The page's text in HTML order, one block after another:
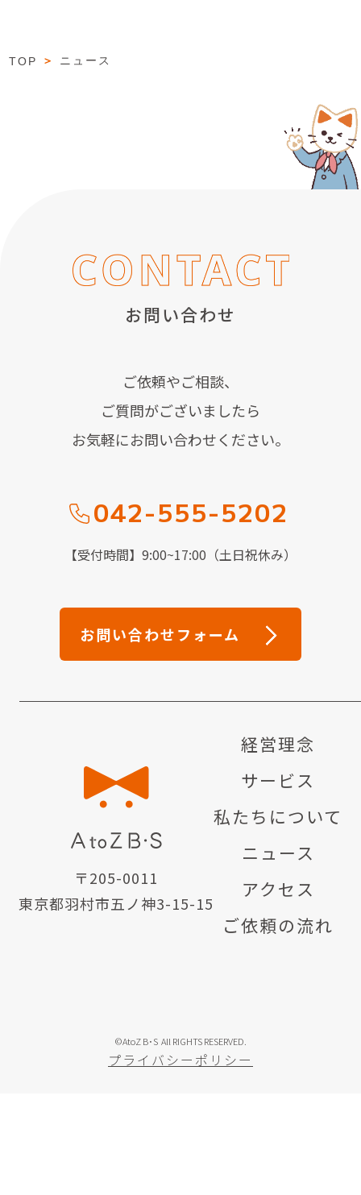
TOP ＞ ニュース
お問い合わせ
ご依頼やご相談、
ご質問がございましたら
お気軽にお問い合わせください。
042-555-5202
【受付時間】9:00~17:00（土日祝休み）
お問い合わせフォーム
〒205-0011
東京都羽村市五ノ神3-15-15
経営理念
サービス
私たちについて
ニュース
アクセス
ご依頼の流れ
プライバシーポリシー
©AtoZ B･S All RIGHTS RESERVED.